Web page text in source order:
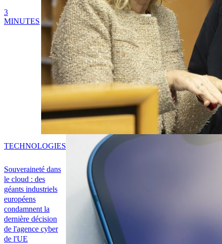
3
MINUTES
Souveraineté dans
le cloud : des
géants industriels
européens
condamnent la
dernière décision
de l'agence cyber
de l'UE
TECHNOLOGIES